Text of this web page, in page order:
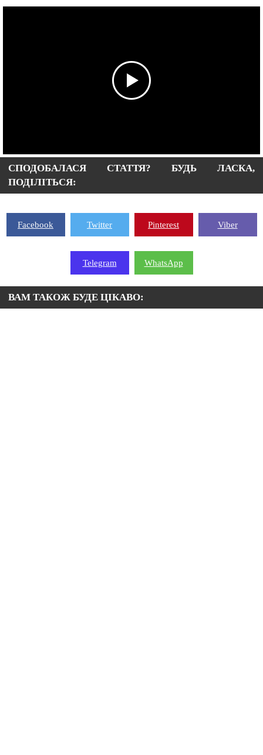
СПОДОБАЛАСЯ СТАТТЯ? БУДЬ ЛАСКА,
ПОДІЛІТЬСЯ:
Facebook Twitter Pinterest Viber
Telegram WhatsApp
ВАМ ТАКОЖ БУДЕ ЦІКАВО: